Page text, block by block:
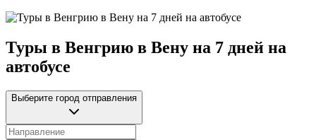
Туры в Венгрию в Вену на 7 дней на
автобусе
Выберите город отправления